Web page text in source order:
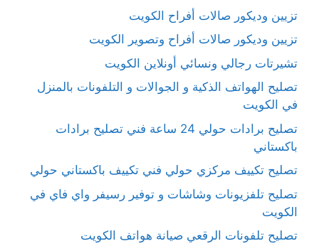
تزيين وديكور صالات أفراح الكويت
تزيين وديكور صالات أفراح وتصوير الكويت
تشيرتات رجالي ونسائي أونلاين الكويت
تصليح الهواتف الذكية و الجوالات و التلفونات بالمنزل
في الكويت
تصليح برادات حولي 24 ساعة فني تصليح برادات
باكستاني
تصليح تكييف مركزي حولي فني تكييف باكستاني حولي
تصليح تلفزيونات وشاشات و توفير رسيفر واي فاي في
الكويت
تصليح تلفونات الرقعي صيانة هواتف الكويت